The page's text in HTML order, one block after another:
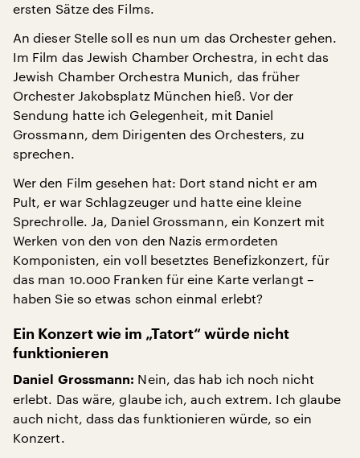
ersten Sätze des Films.
An dieser Stelle soll es nun um das Orchester gehen.
Im Film das Jewish Chamber Orchestra, in echt das
Jewish Chamber Orchestra Munich, das früher
Orchester Jakobsplatz München hieß. Vor der
Sendung hatte ich Gelegenheit, mit Daniel
Grossmann, dem Dirigenten des Orchesters, zu
sprechen.
Wer den Film gesehen hat: Dort stand nicht er am
Pult, er war Schlagzeuger und hatte eine kleine
Sprechrolle. Ja, Daniel Grossmann, ein Konzert mit
Werken von den von den Nazis ermordeten
Komponisten, ein voll besetztes Benefizkonzert, für
das man 10.000 Franken für eine Karte verlangt –
haben Sie so etwas schon einmal erlebt?
Ein Konzert wie im „Tatort“ würde nicht
funktionieren
Daniel Grossmann: Nein, das hab ich noch nicht
erlebt. Das wäre, glaube ich, auch extrem. Ich glaube
auch nicht, dass das funktionieren würde, so ein
Konzert.